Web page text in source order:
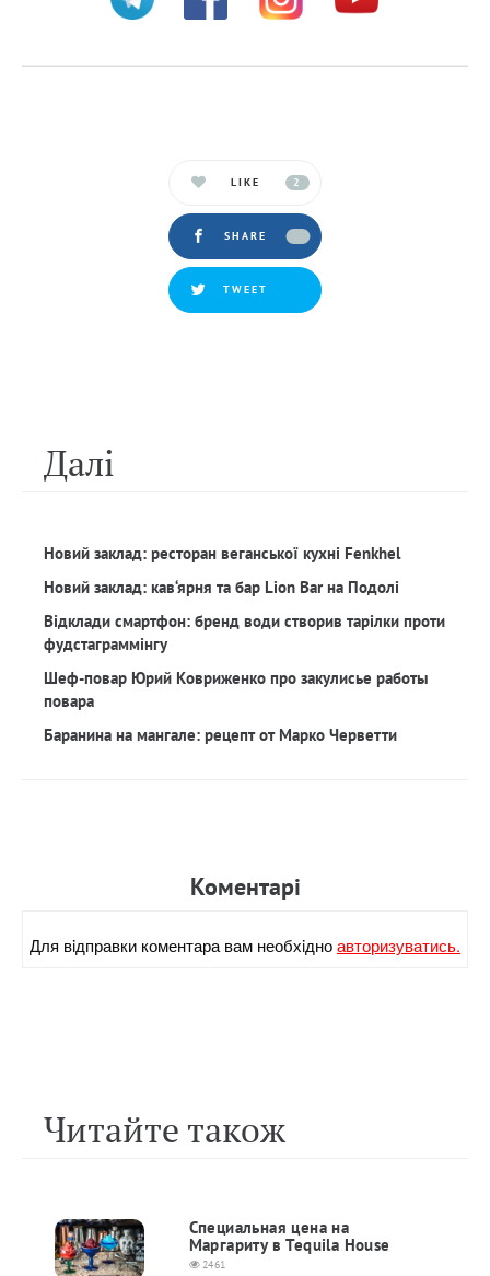
LIKE 2
SHARE
TWEET
Далi
Новий заклад: ресторан веганської кухні Fenkhel
Новий заклад: кав‘ярня та бар Lion Bar на Подолі
Відклади смартфон: бренд води створив тарілки проти
фудстаграммінгу
Шеф-повар Юрий Ковриженко про закулисье работы
повара
Баранина на мангале: рецепт от Марко Черветти
Коментарi
Для вiдправки коментара вам необхiдноавторизуватись.
Читайте також
Специальная цена на
Маргариту в Tequila House
2461